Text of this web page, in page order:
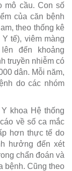
mô cầu. Con số
của căn bệnh
theo thống kê
tế), viêm màng
đến khoảng
truyền nhiễm có
dân. Mỗi năm,
do các nhóm
khoa Hệ thống
về số ca mắc
hơn thực tế do
hưởng đến xét
chẩn đoán và
bệnh. Cũng theo